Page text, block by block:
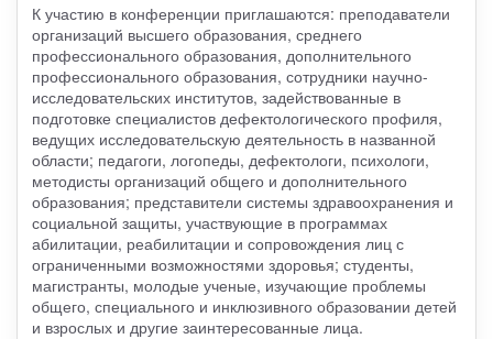
К участию в конференции приглашаются: преподаватели
организаций высшего образования, среднего
профессионального образования, дополнительного
профессионального образования, сотрудники научно-
исследовательских институтов, задействованные в
подготовке специалистов дефектологического профиля,
ведущих исследовательскую деятельность в названной
области; педагоги, логопеды, дефектологи, психологи,
методисты организаций общего и дополнительного
образования; представители системы здравоохранения и
социальной защиты, участвующие в программах
абилитации, реабилитации и сопровождения лиц с
ограниченными возможностями здоровья; студенты,
магистранты, молодые ученые, изучающие проблемы
общего, специального и инклюзивного образовании детей
и взрослых и другие заинтересованные лица.